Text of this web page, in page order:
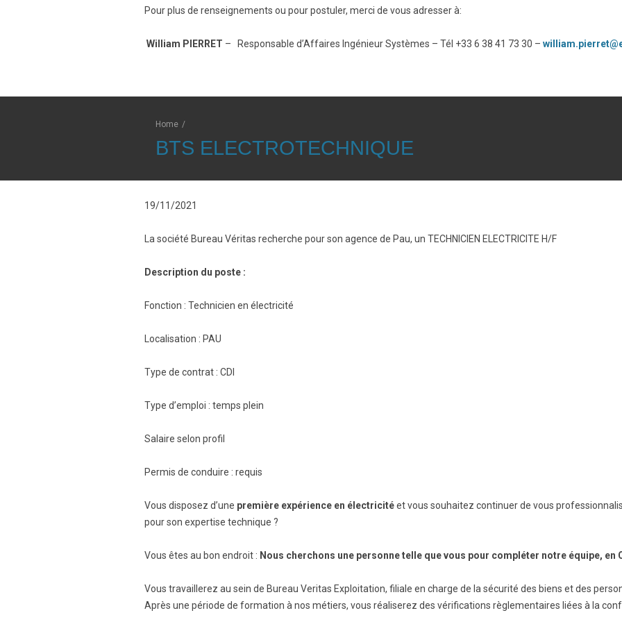
Pour plus de renseignements ou pour postuler, merci de vous adresser à:
William PIERRET – Responsable d’Affaires Ingénieur Systèmes – Tél +33 6 38 41 73 30 –
Home /
BTS ELECTROTECHNIQUE
19/11/2021
La société Bureau Véritas recherche pour son agence de Pau, un TECHNICIEN ELECTRICITE H/F
Description du poste :
Fonction : Technicien en électricité
Localisation : PAU
Type de contrat : CDI
Type d’emploi : temps plein
Salaire selon profil
Permis de conduire : requis
Vous disposez d’une première expérience en électricitéet vous souhaitez continuer de vous
pour son expertise technique ?
Vous êtes au bon endroit : Nous cherchons une personne telle que vous pour compléter notre équipe, en
Vous travaillerez au sein de Bureau Veritas Exploitation, filiale en charge de la sécurité des biens et des
Après une période de formation à nos métiers, vous réaliserez des vérifications règlementaires liées à la